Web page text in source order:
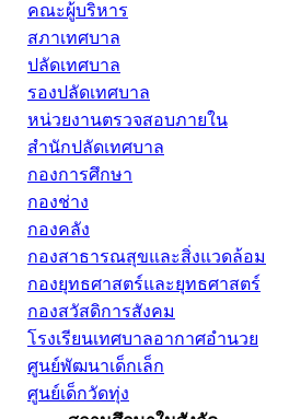
คณะผู้บริหาร
สภาเทศบาล
ปลัดเทศบาล
รองปลัดเทศบาล
หน่วยงานตรวจสอบภายใน
สำนักปลัดเทศบาล
กองการศึกษา
กองช่าง
กองคลัง
กองสาธารณสุขและสิ่งแวดล้อม
กองยุทธศาสตร์และยุทธศาสตร์
กองสวัสดิการสังคม
โรงเรียนเทศบาลอากาศอำนวย
ศูนย์พัฒนาเด็กเล็ก
ศูนย์เด็กวัดทุ่ง